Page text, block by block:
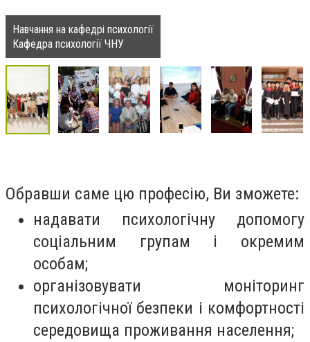
Навчання на кафедрі психології
Кафедра психології ЧНУ
Обравши саме цю професію, Ви зможете:
надавати психологічну допомогу
соціальним групам і окремим
особам;
організовувати моніторинг
психологічної безпеки і комфортності
середовища проживання населення;